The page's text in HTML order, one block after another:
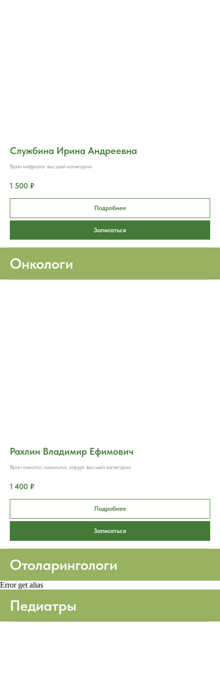
Службина Ирина Андреевна
Врач нефролог высшей категории
1 500 ₽
Подробнее
Записаться
Онкологи
Рахлин Владимир Ефимович
Врач онколог, маммолог, хирург высшей категории
1 400 ₽
Подробнее
Записаться
Отоларингологи
Error get alias
Педиатры